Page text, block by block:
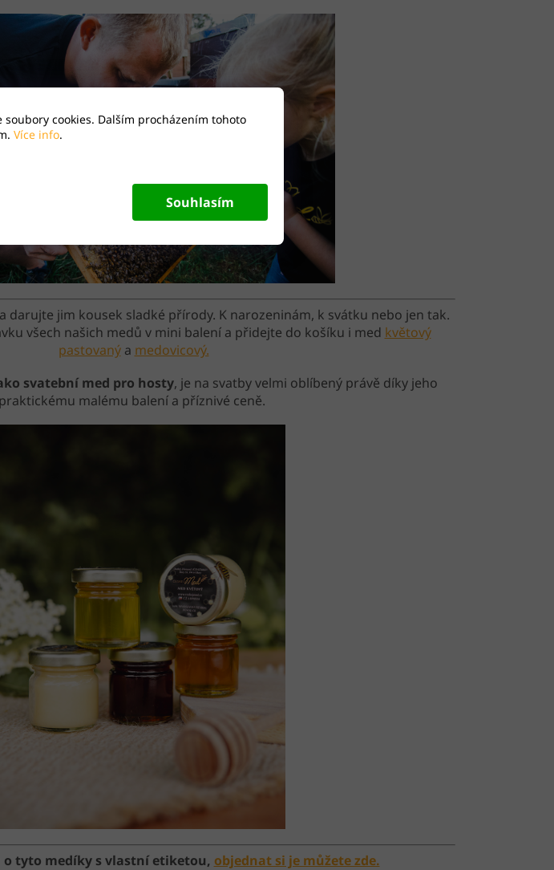
cookies. Dalším procházením tohoto
Více info.
Souhlasím
darujte jim kousek sladké přírody. K narozeninám, k svátku nebo jen tak.
všech našich medů v mini balení a přidejte do košíku i med květový
pastovanýa medovicový.
svatební med pro hosty, je na svatby velmi oblíbený právě díky jeho
praktickému malému balení a příznivé ceně.
o tyto medíky s vlastní etiketou, objednat si je můžete zde.